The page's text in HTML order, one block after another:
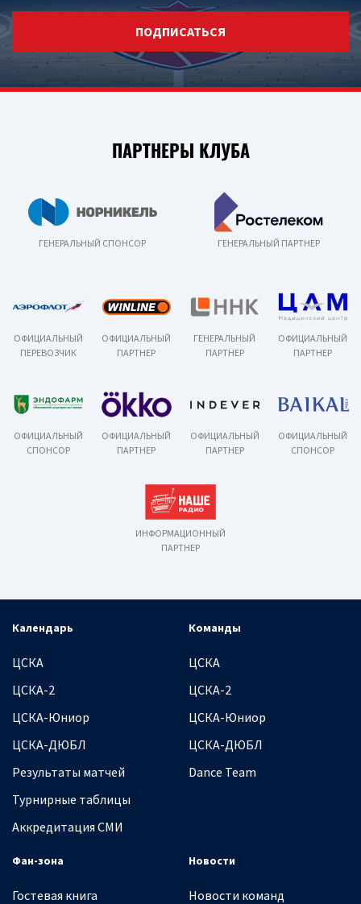
ПОДПИСАТЬСЯ
ПАРТНЕРЫ КЛУБА
ГЕНЕРАЛЬНЫЙ СПОНСОР ГЕНЕРАЛЬНЫЙ ПАРТНЕР
ОФИЦИАЛЬНЫЙ
ПЕРЕВОЗЧИК
ОФИЦИАЛЬНЫЙ
ПАРТНЕР
ГЕНЕРАЛЬНЫЙ
ПАРТНЕР
ОФИЦИАЛЬНЫЙ
ПАРТНЕР
ОФИЦИАЛЬНЫЙ
СПОНСОР
ОФИЦИАЛЬНЫЙ
ПАРТНЕР
ОФИЦИАЛЬНЫЙ
ПАРТНЕР
ОФИЦИАЛЬНЫЙ
СПОНСОР
ИНФОРМАЦИОННЫЙ
ПАРТНЕР
Календарь
ЦСКА
ЦСКА-2
ЦСКА-Юниор
ЦСКА-ДЮБЛ
Результаты матчей
Турнирные таблицы
Аккредитация СМИ
Команды
ЦСКА
ЦСКА-2
ЦСКА-Юниор
ЦСКА-ДЮБЛ
Dance Team
Фан-зона
Гостевая книга
Новости
Новости команд